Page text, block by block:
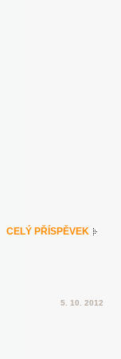
CELÝ PŘÍSPĚVEK
5. 10. 2012